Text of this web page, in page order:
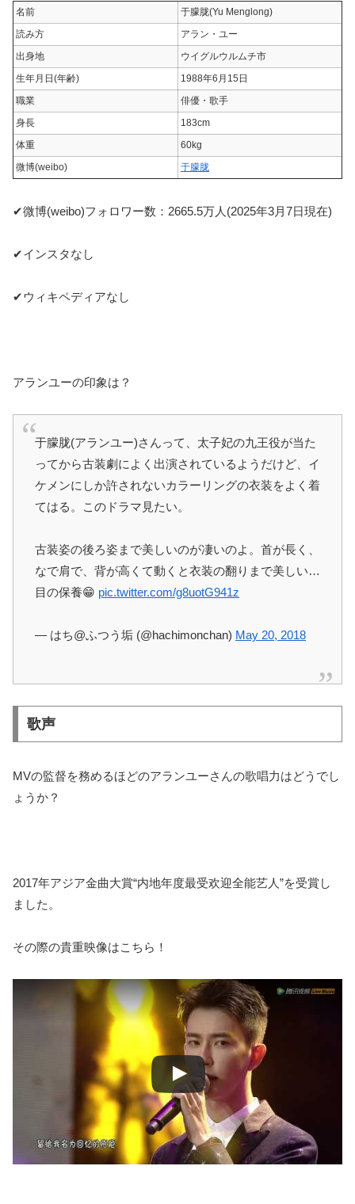
名前
于朦胧(Yu Menglong)
読み方
アラン・ユー
出身地
ウイグルウルムチ市
生年月日(年齢)
1988年6月15日
職業
俳優・歌手
身長
183cm
体重
60kg
微博(weibo)
于朦胧
✔微博(weibo)フォロワー数：2665.5万人(2025年3月7日現在)
✔インスタなし
✔ウィキペディアなし
アランユーの印象は？
于朦胧(アランユー)さんって、太子妃の九王役が当た
ってから古装劇によく出演されているようだけど、イ
ケメンにしか許されないカラーリングの衣装をよく着
てはる。このドラマ見たい。
古装姿の後ろ姿まで美しいのが凄いのよ。首が長く、
なで肩で、背が高くて動くと衣装の翻りまで美しい…
目の保養😁 pic.twitter.com/g8uotG941z
— はち@ふつう垢 (@hachimonchan) May 20, 2018
歌声
MVの監督を務めるほどのアランユーさんの歌唱力はどうでし
ょうか？
2017年アジア金曲大賞“内地年度最受欢迎全能艺人”を受賞し
ました。
その際の貴重映像はこちら！